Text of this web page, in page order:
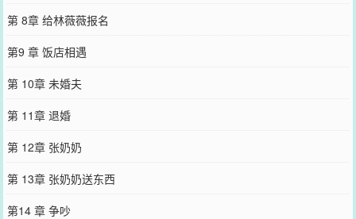
第 8章 给林薇薇报名
第9 章 饭店相遇
第 10章 未婚夫
第 11章 退婚
第 12章 张奶奶
第 13章 张奶奶送东西
第14 章 争吵